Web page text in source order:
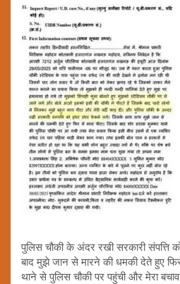
पुलिस चौकी के अंदर रखी सरकारी
बाद मुझे जान से मारने की धमकी देते हुए
थाने से पुलिस चौकी पर पहुंची और मेरा